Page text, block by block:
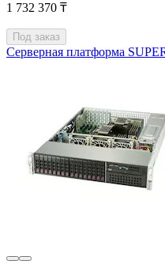
1 732 370 ₸
Под заказ
Серверная платформа